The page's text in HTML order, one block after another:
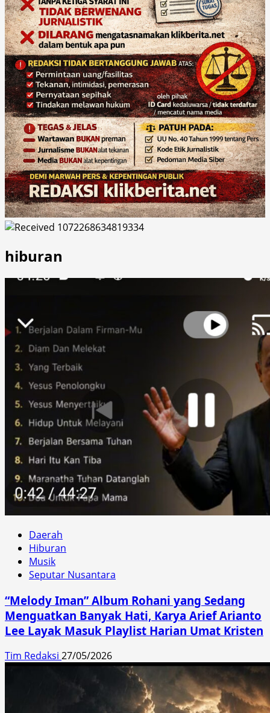
hiburan
Daerah
Hiburan
Musik
Seputar Nusantara
“Melody Iman” Album Rohani yang Sedang
Menguatkan Banyak Hati, Karya Arief Arianto
Lee Layak Masuk Playlist Harian Umat Kristen
Tim Redaksi 27/05/2026